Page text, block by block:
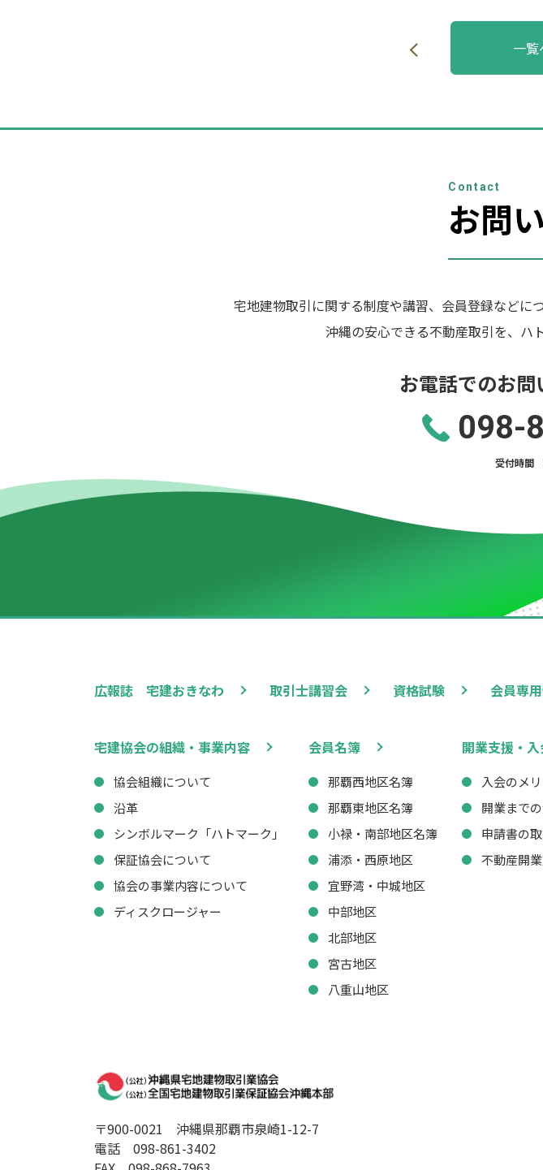
ー
一覧
Contact
お問
宅地建物取引に関する制度や講習、会員登録などに
沖縄の安心できる不動産取引を、ハ
お電話でのお
098-
受付時間
広報誌 宅建おきなわ 取引士講習会 資格試験 会員専
宅建協会の組織・事業内容
協会組織について
沿革
シンボルマーク「ハトマーク」
保証協会について
協会の事業内容について
ディスクロージャー
会員名簿
那覇西地区名簿
那覇東地区名簿
小禄・南部地区名簿
浦添・西原地区
宜野湾・中城地区
中部地区
北部地区
宮古地区
八重山地区
開業支援・入
入会のメ
開業まで
申請書の
不動産開
〒900-0021 沖縄県那覇市泉崎1-12-7
電話 098-861-3402